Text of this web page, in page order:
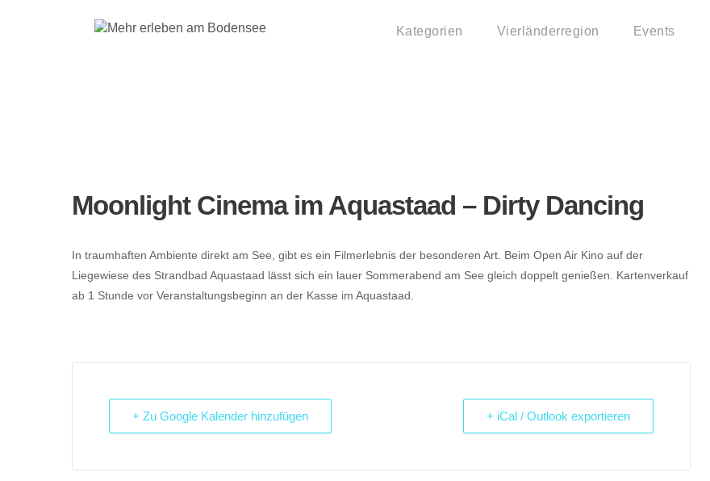
Kategorien Vierländerregion Events
Moonlight Cinema im Aquastaad – Dirty Dancing
In traumhaften Ambiente direkt am See, gibt es ein Filmerlebnis der besonderen Art. Beim Open Air Kino auf der
Liegewiese des Strandbad Aquastaad lässt sich ein lauer Sommerabend am See gleich doppelt genießen. Kartenverkauf
ab 1 Stunde vor Veranstaltungsbeginn an der Kasse im Aquastaad.
+ Zu Google Kalender hinzufügen + iCal / Outlook exportieren